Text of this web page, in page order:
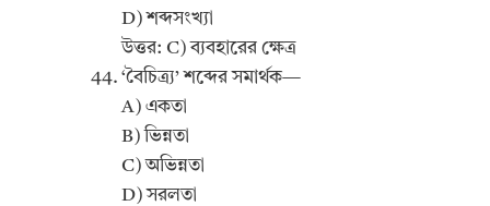
D) শব্দসংখ্যা
উত্তর: C) ব্যবহারের ক্ষেত্র
‘বৈচিত্র্য’ শব্দের সমার্থক—
A) একতা
B) ভিন্নতা
C) অভিন্নতা
D) সরলতা